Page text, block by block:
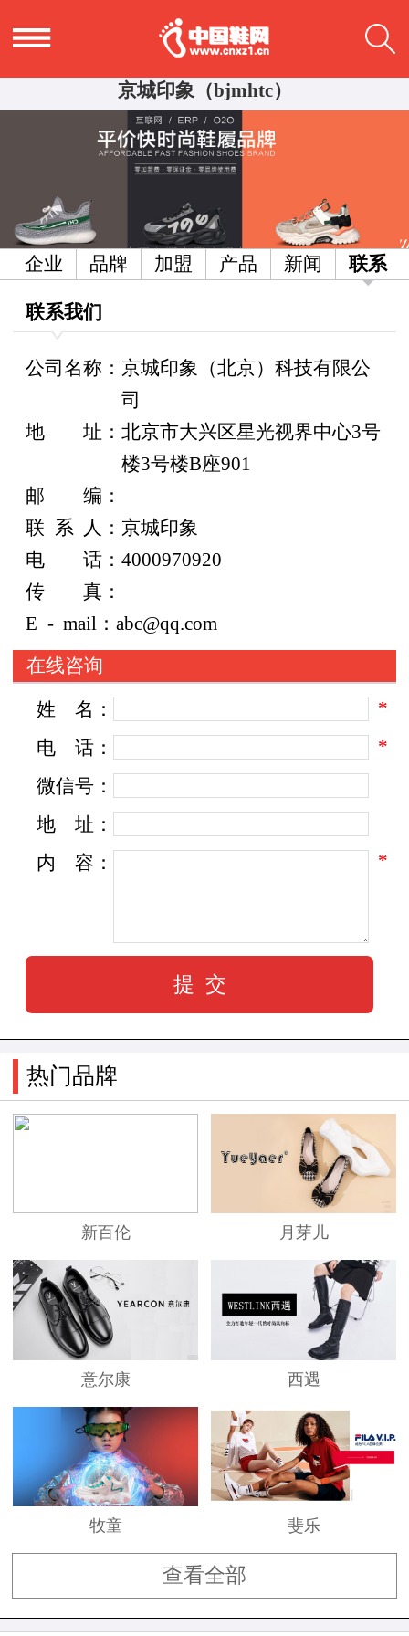
京城印象（bjmhtc）
企业 品牌 加盟 产品 新闻 联系
联系我们
公司名称：京城印象（北京）科技有限公
司
地
址： 北京市大兴区星光视界中心3号
楼3号楼B座901
邮
编：
联 系 人：京城印象
电
话： 4000970920
传
真：
E - mail：abc@qq.com
在线咨询
姓
名：
*
电
话：
*
微信号：
地
址：
内
容： *
热门品牌
新百伦 月芽儿
意尔康 西遇
牧童 斐乐
查看全部